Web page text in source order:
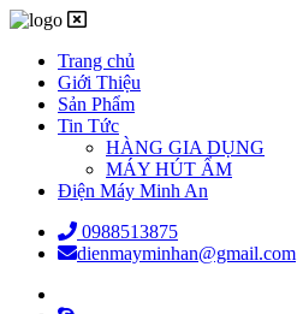
Trang chủ
Giới Thiệu
Sản Phẩm
Tin Tức
HÀNG GIA DỤNG
MÁY HÚT ẨM
Điện Máy Minh An
0988513875
dienmayminhan@gmail.com